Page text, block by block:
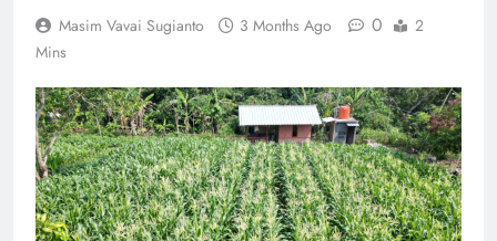
Masim Vavai Sugianto 3 Months Ago 0
2
Mins